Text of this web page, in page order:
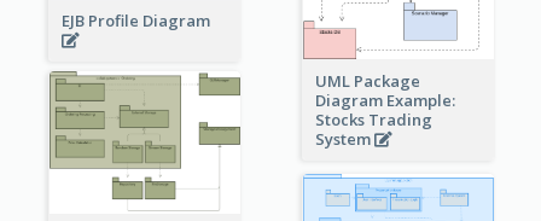
EJB Profile Diagram
UML Package
Diagram Example:
Stocks Trading
System